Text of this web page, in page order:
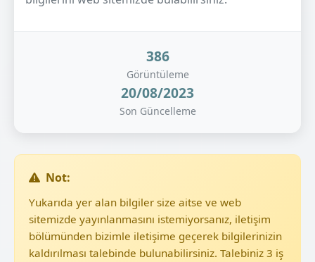
386
Görüntüleme
20/08/2023
Son Güncelleme
Not:
Yukarıda yer alan bilgiler size aitse ve web
sitemizde yayınlanmasını istemiyorsanız, iletişim
bölümünden bizimle iletişime geçerek bilgilerinizin
kaldırılması talebinde bulunabilirsiniz. Talebiniz 3 iş